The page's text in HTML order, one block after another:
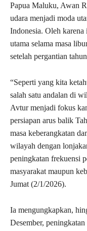
Papua Maluku, Awan
udara menjadi moda
Indonesia. Oleh
utama selama masa
setelah pergantian
“Seperti yang kita
salah satu andalan di
Avtur menjadi fokus
persiapan arus balik
masa keberangkatan
wilayah dengan
peningkatan frekuensi
masyarakat maupun
Jumat (2/1/2026).
Ia mengungkapkan,
Desember,